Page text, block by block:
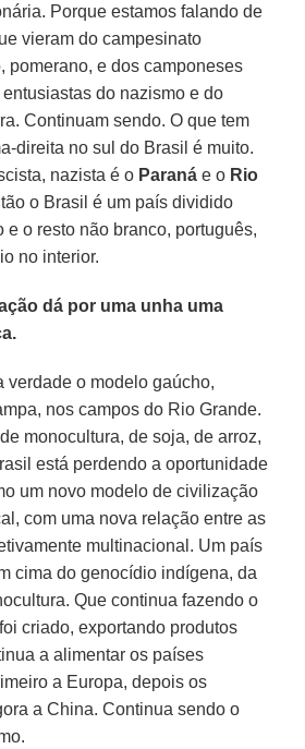
Porque estamos falando de
vieram do campesinato
pomerano, e dos camponeses
do nazismo e do
Continuam sendo. O que tem
direita no sul do Brasil é muito.
nazista é o Paraná e o Rio
o Brasil é um país dividido
e o resto não branco, português,
no interior.
dá por uma unha uma
verdade o modelo gaúcho,
nos campos do Rio Grande.
monocultura, de soja, de arroz,
está perdendo a oportunidade
um novo modelo de civilização
com uma nova relação entre as
multinacional. Um país
cima do genocídio indígena, da
Que continua fazendo o
criado, exportando produtos
a alimentar os países
a Europa, depois os
a China. Continua sendo o